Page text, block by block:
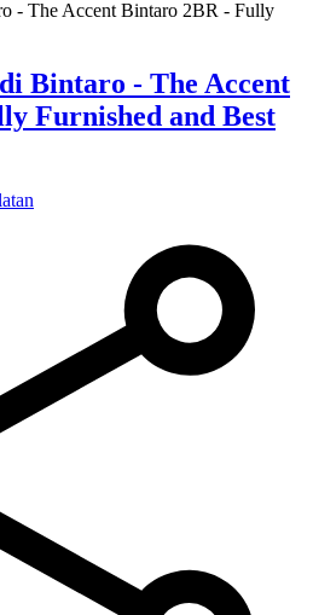
Bintaro - The Accent
Furnished and Best